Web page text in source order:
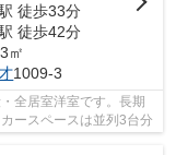
徒歩33分
徒歩42分
㎡
1009-3
全居室洋室です。長期
ースペースは並列3台分